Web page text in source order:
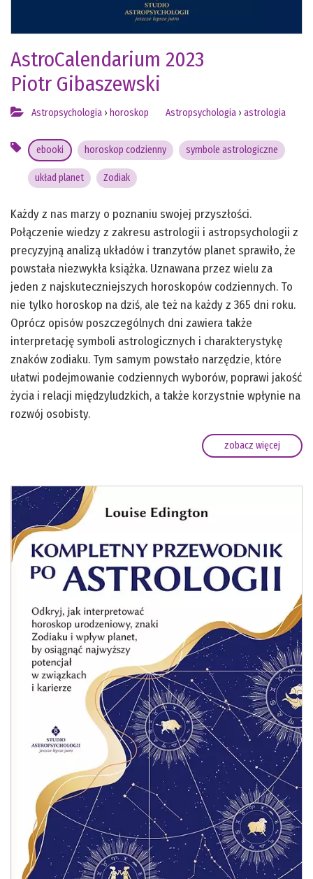
AstroCalendarium 2023
Piotr Gibaszewski
Astropsychologia › horoskop Astropsychologia › astrologia
ebooki horoskop codzienny symbole astrologiczne
układ planet Zodiak
Każdy z nas marzy o poznaniu swojej przyszłości.
Połączenie wiedzy z zakresu astrologii i astropsychologii z
precyzyjną analizą układów i tranzytów planet sprawiło, że
powstała niezwykła książka. Uznawana przez wielu za
jeden z najskuteczniejszych horoskopów codziennych. To
nie tylko horoskop na dziś, ale też na każdy z 365 dni roku.
Oprócz opisów poszczególnych dni zawiera także
interpretację symboli astrologicznych i charakterystykę
znaków zodiaku. Tym samym powstało narzędzie, które
ułatwi podejmowanie codziennych wyborów, poprawi jakość
życia i relacji międzyludzkich, a także korzystnie wpłynie na
rozwój osobisty.
zobacz więcej